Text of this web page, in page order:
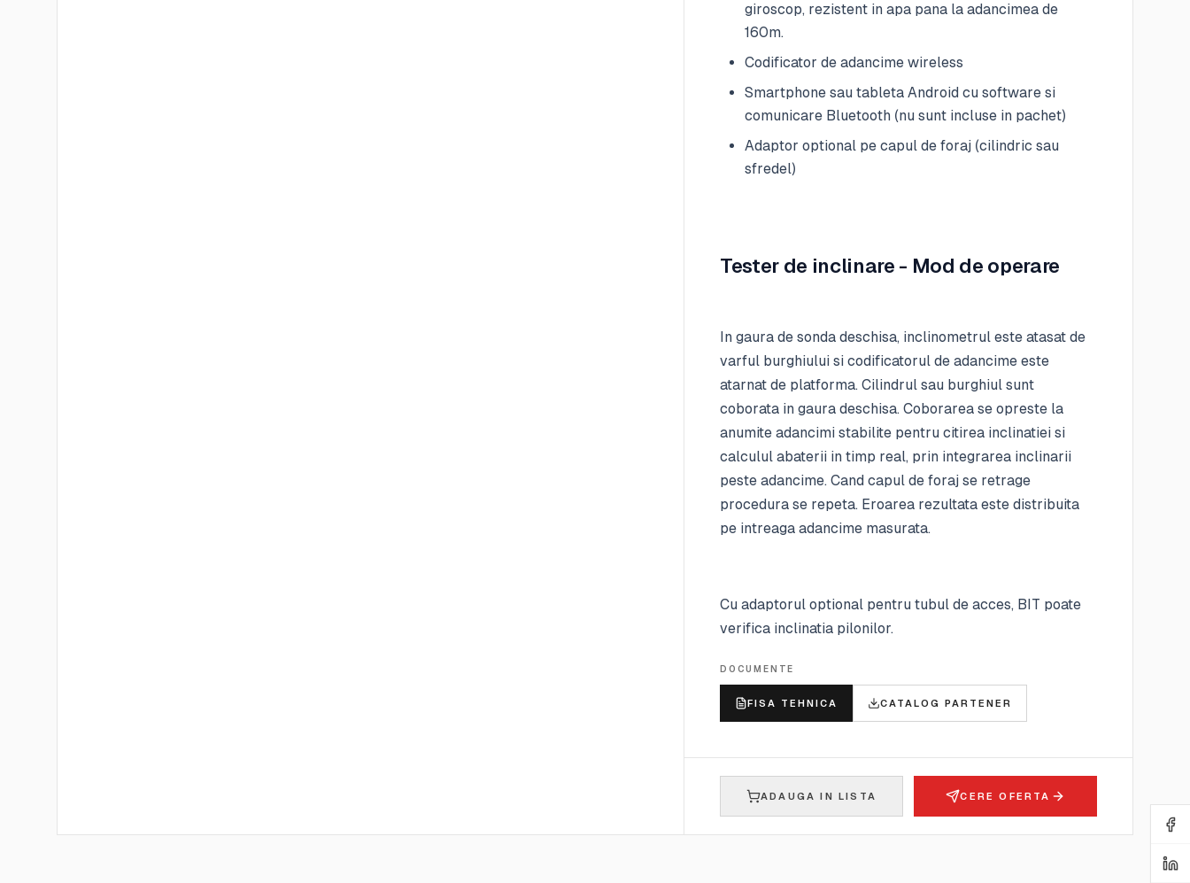
giroscop, rezistent in apa pana la adancimea de
160m.
Codificator de adancime wireless
Smartphone sau tableta Android cu software si
comunicare Bluetooth (nu sunt incluse in pachet)
Adaptor optional pe capul de foraj (cilindric sau
sfredel)
Tester de inclinare - Mod de operare
In gaura de sonda deschisa, inclinometrul este atasat de
varful burghiului si codificatorul de adancime este
atarnat de platforma. Cilindrul sau burghiul sunt
coborata in gaura deschisa. Coborarea se opreste la
anumite adancimi stabilite pentru citirea inclinatiei si
calculul abaterii in timp real, prin integrarea inclinarii
peste adancime. Cand capul de foraj se retrage
procedura se repeta. Eroarea rezultata este distribuita
pe intreaga adancime masurata.
Cu adaptorul optional pentru tubul de acces, BIT poate
verifica inclinatia pilonilor.
DOCUMENTE
FISA TEHNICA CATALOG PARTENER
ADAUGA IN LISTA CERE OFERTA